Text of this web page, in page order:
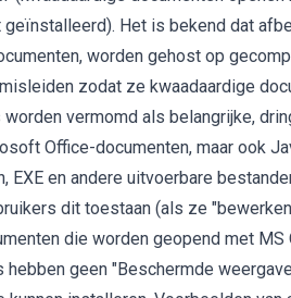
Het is bekend dat
worden gehost op
zodat ze kwaadaardige
vermomd als belangrijke,
Office-documenten, maar ook
EXE en andere uitvoerbare
dit toestaan ​​(als ze
die worden geopend met
geen "Beschermde